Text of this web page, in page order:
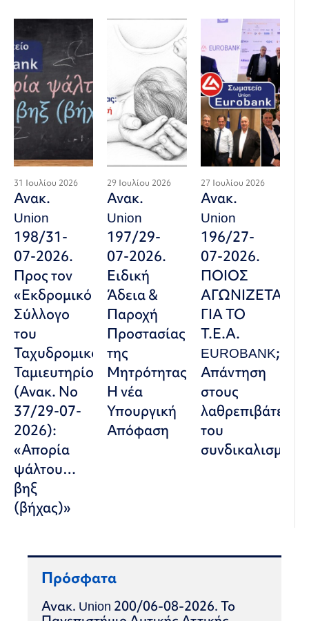
31 Ιουλίου 2026
Ανακ.
Union
198/31-
07-2026.
Προς τον
«Εκδρομικό
Σύλλογο
του
Ταχυδρομικού
Ταμιευτηρίου»
(Ανακ. Νο
37/29-07-
2026):
«Απορία
ψάλτου…
βηξ
(βήχας)»
29 Ιουλίου 2026
Ανακ.
Union
197/29-
07-2026.
Ειδική
Άδεια &
Παροχή
Προστασίας
της
Μητρότητας:
Η νέα
Υπουργική
Απόφαση
27 Ιουλίου 2026
Ανακ.
Union
196/27-
07-2026.
ΠΟΙΟΣ
ΑΓΩΝΙΖΕΤΑΙ
ΓΙΑ ΤΟ
Τ.Ε.Α.
EUROBANK;
Απάντηση
στους
λαθρεπιβάτες
του
συνδικαλισμού
Πρόσφατα
Ανακ. Union 200/06-08-2026. Το